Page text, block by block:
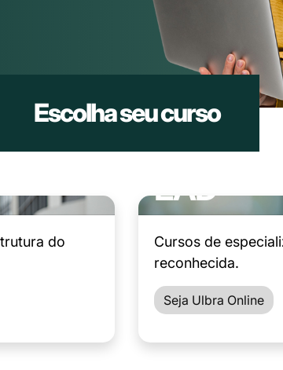
Escolha seu curso
do
EAD
Cursos de
reconhecida.
Seja Ulbra Online